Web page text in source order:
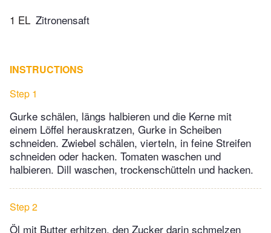
1 EL Zitronensaft
INSTRUCTIONS
Step 1
Gurke schälen, längs halbieren und die Kerne mit
einem Löffel herauskratzen, Gurke in Scheiben
schneiden. Zwiebel schälen, vierteln, in feine Streifen
schneiden oder hacken. Tomaten waschen und
halbieren. Dill waschen, trockenschütteln und hacken.
Step 2
Öl mit Butter erhitzen, den Zucker darin schmelzen